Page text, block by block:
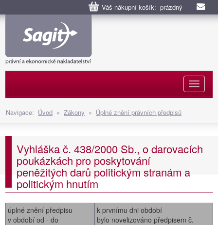
Váš nákupní košík: prázdný
Navigace: Úvod » Zákony » Úplné znění právních předpisů
Vyhláška č. 438/2000 Sb., o darovacích
poukázkách pro poskytování
peněžitých darů politickým stranám a
politickým hnutím
úplné znění předpisu
v období od - do
k prvnímu dni období
bylo novelizováno předpisem č.